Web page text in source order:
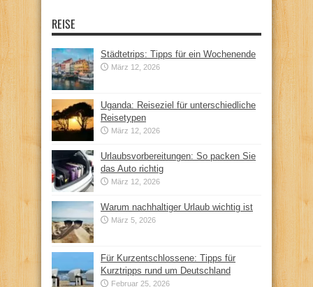
REISE
Städtetrips: Tipps für ein Wochenende
März 12, 2026
Uganda: Reiseziel für unterschiedliche
Reisetypen
März 12, 2026
Urlaubsvorbereitungen: So packen Sie
das Auto richtig
März 12, 2026
Warum nachhaltiger Urlaub wichtig ist
März 5, 2026
Für Kurzentschlossene: Tipps für
Kurztripps rund um Deutschland
Februar 25, 2026